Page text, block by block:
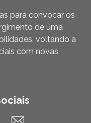
para convocar os
de uma
voltando a
com novas